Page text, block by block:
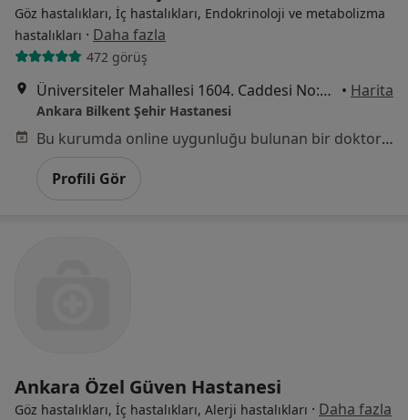
Göz hastalıkları, İç hastalıkları, Endokrinoloji ve metabolizma
hastalıkları · Daha fazla
472 görüş
Üniversiteler Mahallesi 1604. Caddesi No:9, Çankaya • Harita
Ankara Bilkent Şehir Hastanesi
Bu kurumda online uygunluğu bulunan bir doktor veya uzman bulunamadı
Profili Gör
Ankara Özel Güven Hastanesi
Göz hastalıkları, İç hastalıkları, Alerji hastalıkları · Daha fazla